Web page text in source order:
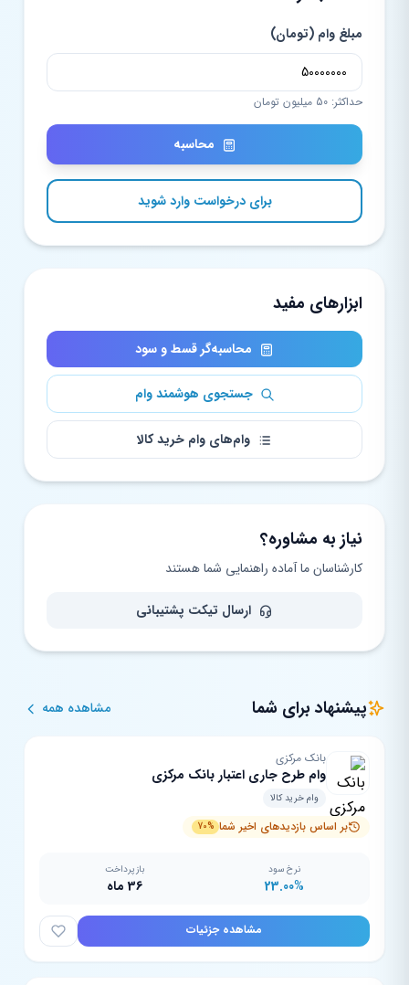
مبلغ وام (تومان)
حداکثر: 50 میلیون تومان
برای درخواست وارد شوید
ابزارهای مفید
محاسبه‌گر قسط و سود
جستجوی هوشمند وام
وام‌های وام خرید کالا
نیاز به مشاوره؟
کارشناسان ما آماده راهنمایی شما هستند
ارسال تیکت پشتیبانی
پیشنهاد برای شما مشاهده همه
بانک مرکزی
وام طرح جاری اعتبار بانک مرکزی
وام خرید کالا
بر اساس بازدیدهای اخیر شما 70%
نرخ سود
23.00%
بازپرداخت
36 ماه
مشاهده جزئیات